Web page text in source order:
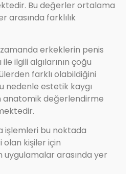
Bu değerler ortalama
arasında farklılık
erkeklerin penis
ilgili algılarının çoğu
farklı olabildiğini
nedenle estetik kaygı
anatomik değerlendirme
işlemleri bu noktada
kişiler için
arasında yer